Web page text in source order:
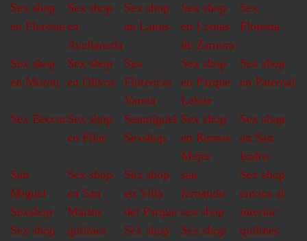
Sex shop
en Floresta
Sex shop
en
Avellaneda
Sex shop
en Lanus
Sex shop
en Lomas
de Zamora
Sex
Floresta
Sex shop
en Moron
Sex shop
en Olivos
Sex
Florencio
Varela
Sex shop
en Parque
Leloir
Sex shop
en Paternal
Sex BeccarSex shop
en Pilar
Sanmiguel
Sexshop
Sex shop
en Ramos
Mejia
Sex shop
en San
Isidro
San
Miguel
Sexshop
Sex shop
en San
Martin
Sex shop
en Villa
del Parque
san
fernando
sex shop
Sex shop
envios al
interior
Sex shop
quilmes
Sex shop
Sex shop
quilmes